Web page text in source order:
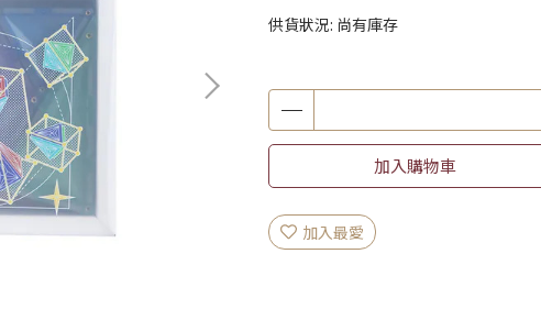
供貨狀況: 尚有庫存
加入購物車
加入最愛